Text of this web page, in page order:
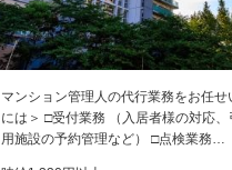
マンション管理人の代行業務をお任
には＞ □受付業務 （入居者様の対応
用施設の予約管理など） □点検業務…